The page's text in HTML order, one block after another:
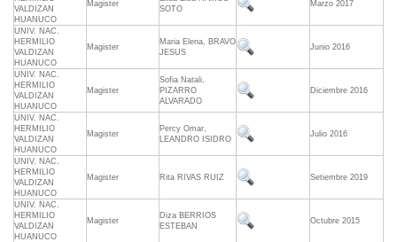
VALDIZAN
HUANUCO
Magister
SOTO
Marzo 2017
UNIV. NAC.
HERMILIO
VALDIZAN
HUANUCO
Magister
Maria Elena, BRAVO
JESUS
Junio 2016
UNIV. NAC.
HERMILIO
VALDIZAN
HUANUCO
Magister
Sofia Natali,
PIZARRO
ALVARADO
Diciembre 2016
UNIV. NAC.
HERMILIO
VALDIZAN
HUANUCO
Magister
Percy Omar,
LEANDRO ISIDRO
Julio 2016
UNIV. NAC.
HERMILIO
VALDIZAN
HUANUCO
Magister Rita RIVAS RUIZ Setiembre 2019
UNIV. NAC.
HERMILIO
VALDIZAN
HUANUCO
Magister
Diza BERRIOS
ESTEBAN
Octubre 2015